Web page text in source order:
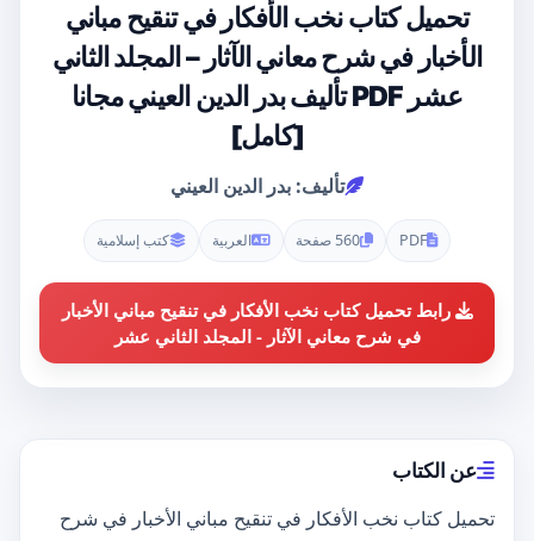
تحميل كتاب نخب الأفكار في تنقيح مباني
الأخبار في شرح معاني الآثار – المجلد الثاني
عشر PDF تأليف بدر الدين العيني مجانا
[كامل]
تأليف: بدر الدين العيني
PDF 560 صفحة العربية كتب إسلامية
رابط تحميل كتاب نخب الأفكار في تنقيح مباني الأخبار
في شرح معاني الآثار - المجلد الثاني عشر
عن الكتاب
تحميل كتاب نخب الأفكار في تنقيح مباني الأخبار في شرح